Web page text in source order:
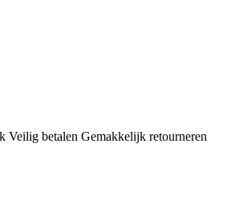
Veilig betalen Gemakkelijk retourneren